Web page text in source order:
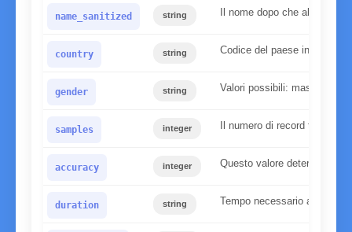
name_sanitized string Il nome dopo che abbiamo
country string Codice del paese inserito
gender string Valori possibili: maschio,
samples integer Il numero di record trovati
accuracy integer Questo valore determina
duration string Tempo necessario al server